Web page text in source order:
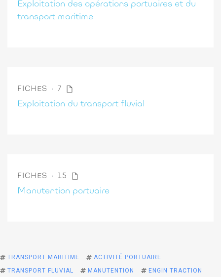
Exploitation des opérations portuaires et du
transport maritime
FICHES 7
Exploitation du transport fluvial
FICHES 15
Manutention portuaire
TRANSPORT MARITIME
ACTIVITÉ PORTUAIRE
TRANSPORT FLUVIAL
MANUTENTION
ENGIN TRACTION